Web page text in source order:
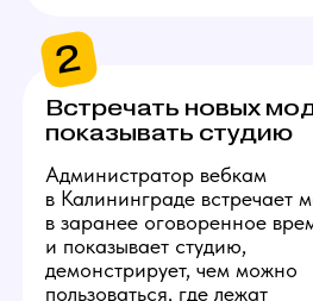
Поддерживать
порядок на студии
студию в чистоте: раз
в неделю вызывает клининг
и осуществляет контроль
качества работы его
персонала. Небольшие
загрязнения администратор
устраняет самостоятельно.
4